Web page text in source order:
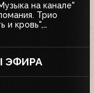
на канале"
Трио
и кровь",
ЭФИРА